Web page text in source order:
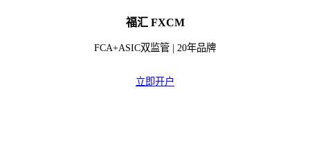
福汇 FXCM
FCA+ASIC双监管 | 20年品牌
立即开户